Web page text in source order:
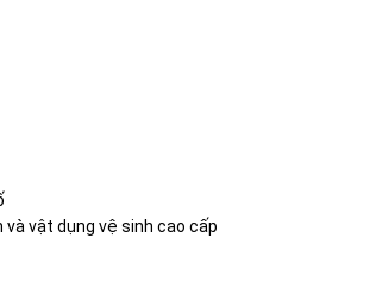
vật dụng vệ sinh cao cấp